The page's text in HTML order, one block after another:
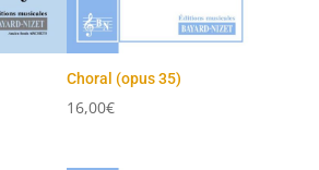
Choral (opus 35)
16,00€